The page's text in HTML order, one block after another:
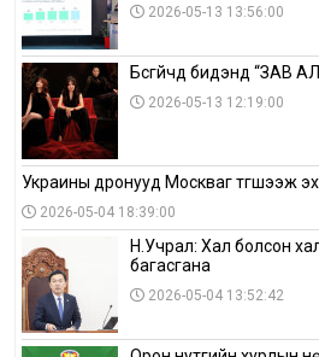
2026-05-13 13:56:00
Бүсгүйчүүд бидэнд “ЗАВ
2026-05-13 12:19:00
Украины дронууд Москваг түгшээж
2026-05-04 18:39:00
Н.Учрал: Хал болсон
багасгана
2026-05-04 13:52:42